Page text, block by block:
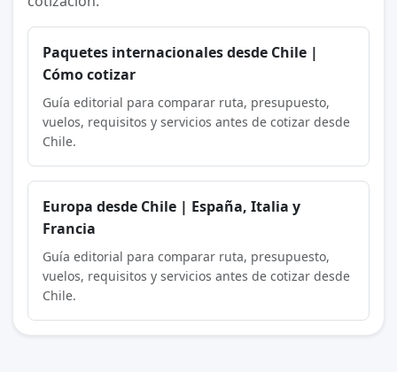
Paquetes internacionales desde Chile |
Cómo cotizar
Guía editorial para comparar ruta, presupuesto,
vuelos, requisitos y servicios antes de cotizar desde
Chile.
Europa desde Chile | España, Italia y
Francia
Guía editorial para comparar ruta, presupuesto,
vuelos, requisitos y servicios antes de cotizar desde
Chile.